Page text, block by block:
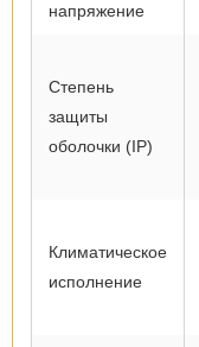
напряжение
Степень
защиты
оболочки (IP)
Климатическое
исполнение